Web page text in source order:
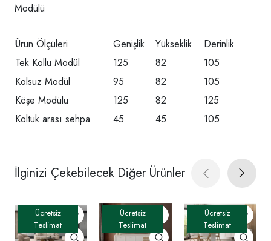
Modülü
Ürün Ölçüleri Genişlik Yükseklik
Derinlik
Tek Kollu Modül
125 82
105
Kolsuz Modül
95 82
105
Köşe Modülü
125 82
125
Koltuk arası sehpa
45 45 105
İlginizi Çekebilecek Diğer Ürünler